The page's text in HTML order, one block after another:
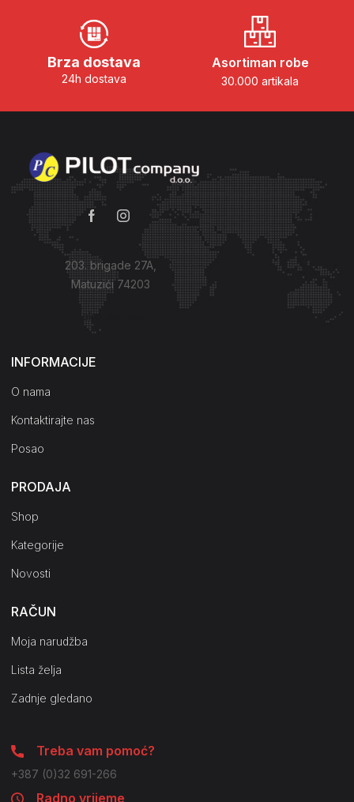
Brza dostava
24h dostava
Asortiman robe
30.000 artikala
203. brigade 27A,
Matuzići 74203
Kako do nas?
INFORMACIJE
O nama
Kontaktirajte nas
Posao
PRODAJA
Shop
Kategorije
Novosti
RAČUN
Moja narudžba
Lista želja
Zadnje gledano
Treba vam pomoć?
+387 (0)32 691-266
Radno vrijeme